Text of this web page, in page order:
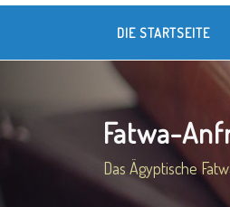
DIE STARTSEITE
Fatwa-
Das Ägyptische